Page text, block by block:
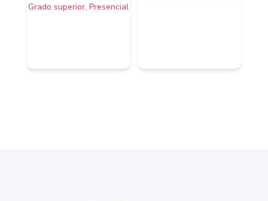
Grado superior, Presencial